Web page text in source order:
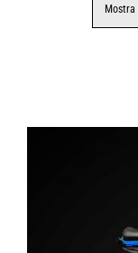
Mostra